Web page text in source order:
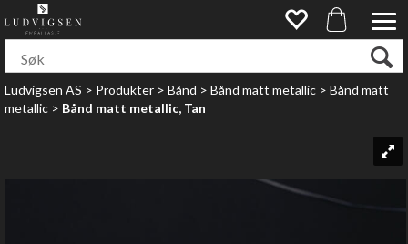
Ludvigsen AS>Produkter>Bånd>Bånd matt metallic>Bånd matt
metallic>Bånd matt metallic, Tan